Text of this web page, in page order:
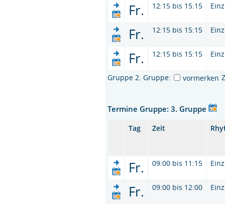
Fr. 12:15 bis 15:15
Fr. 12:15 bis 15:15
Fr. 12:15 bis 15:15
Gruppe 2. Gruppe: vormerken
Termine Gruppe: 3. Gruppe
Tag Zeit
Fr. 09:00 bis 11:15
Fr. 09:00 bis 12:00